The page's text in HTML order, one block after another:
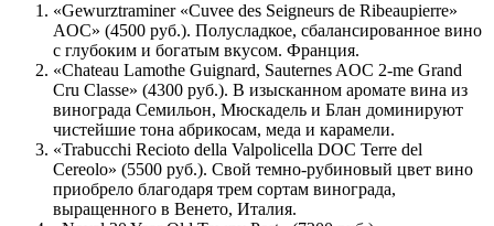
«Gewurztraminer «Cuvee des Seigneurs de Ribeaupierre»
AOC» (4500 руб.). Полусладкое, сбалансированное вино
с глубоким и богатым вкусом. Франция.
«Chateau Lamothe Guignard, Sauternes AOC 2-me Grand
Cru Classe» (4300 руб.). В изысканном аромате вина из
винограда Семильон, Мюскадель и Блан доминируют
чистейшие тона абрикосам, меда и карамели.
«Trabucchi Recioto della Valpolicella DOC Terre del
Cereolo» (5500 руб.). Свой темно-рубиновый цвет вино
приобрело благодаря трем сортам винограда,
выращенного в Венето, Италия.